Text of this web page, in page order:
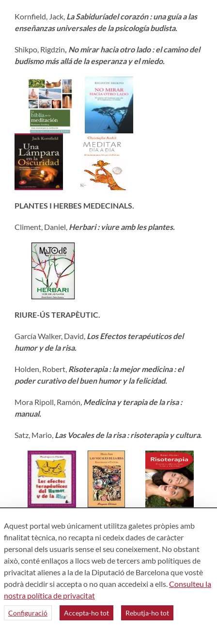
Kornfield, Jack, La Sabiduríadel corazón : una guía a las
enseñanzas universales de la psicología budista.
Shikpo, Rigdzin, No mirar hacia otro lado : el camino del
budismo más allá de la esperanza y el miedo.
PLANTES I HERBES MEDECINALS.
Climent, Daniel, Herbari : viure amb les plantes.
RIURE-ÚS TERAPÈUTIC.
García Walker, David, Los Efectos terapéuticos del
humor y de la risa.
Holden, Robert, Risoterapia : la mejor medicina : el
poder curativo del buen humor y la felicidad.
Mora Ripoll, Ramón, Medicina y terapia de la risa :
manual.
Satz, Mario, Las Vocales de la risa : risoterapia y cultura.
VIDA INTERIOR
Bodin, Luc,El Arte de Ho'oponopono : el secreto de los
sanadores hawaianos.
Aquest portal web únicament utilitza galetes pròpies amb
finalitat tècnica, no recapta ni cedeix dades de caràcter
personal dels usuaris sense el seu coneixement. No obstant
això, conté enllaços a llocs web de tercers amb polítiques de
privacitat alienes a la de la Diputació de Barcelona que vostè
podrà decidir si accepta o no quan accedeixi a ells.Consulteu la
nostra política de privacitat
Configuració Accepta-ho tot Rebutja-ho tot